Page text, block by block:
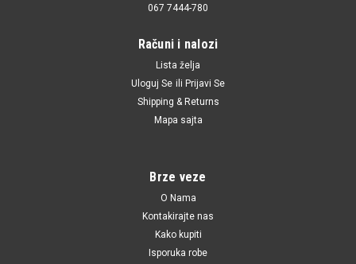
067 7444-780
Računi i nalozi
Lista želja
Uloguj Se ili Prijavi Se
Shipping & Returns
Mapa sajta
Brze veze
O Nama
Kontakirajte nas
Kako kupiti
Isporuka robe